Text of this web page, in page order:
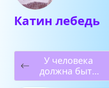
Катин лебедь
У человека
должна быть
собака